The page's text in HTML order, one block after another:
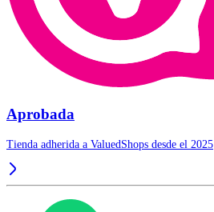
Aprobada
Tienda adherida a ValuedShops desde el 2025